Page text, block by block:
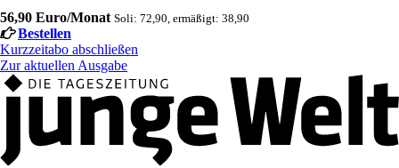
56,90 Euro/Monat Soli: 72,90, ermäßigt: 38,90
Bestellen
Kurzzeitabo abschließen
Zur aktuellen Ausgabe